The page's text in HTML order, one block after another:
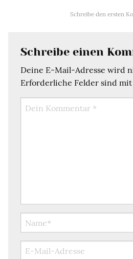
Schreibe den ersten
Schreibe einen
Deine E-Mail-Adresse wird
Erforderliche Felder sind mit